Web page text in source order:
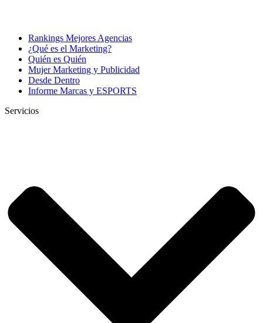
Rankings Mejores Agencias
¿Qué es el Marketing?
Quién es Quién
Mujer Marketing y Publicidad
Desde Dentro
Informe Marcas y ESPORTS
Servicios